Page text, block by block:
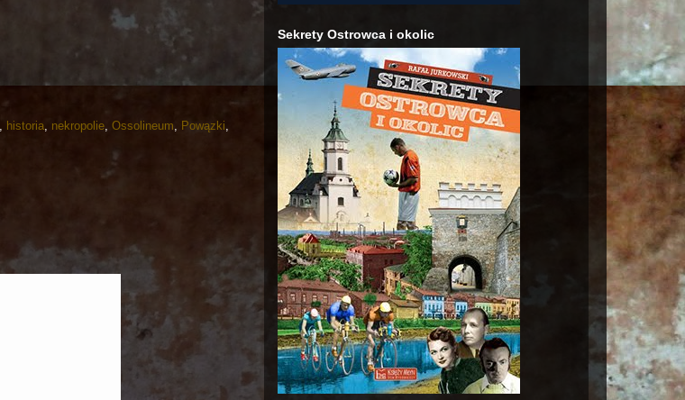
historia nekropolie Ossolineum Powązki
Sekrety Ostrowca i okolic